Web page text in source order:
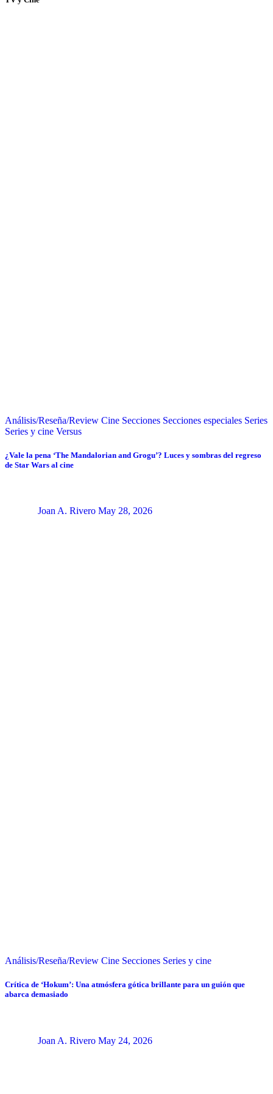
Análisis/Reseña/Review Cine Secciones Secciones especiales Series
Series y cine Versus
¿Vale la pena ‘The Mandalorian and Grogu’? Luces y sombras del regreso
de Star Wars al cine
Joan A. Rivero May 28, 2026
Análisis/Reseña/Review Cine Secciones Series y cine
Crítica de ‘Hokum’: Una atmósfera gótica brillante para un guión que
abarca demasiado
Joan A. Rivero May 24, 2026